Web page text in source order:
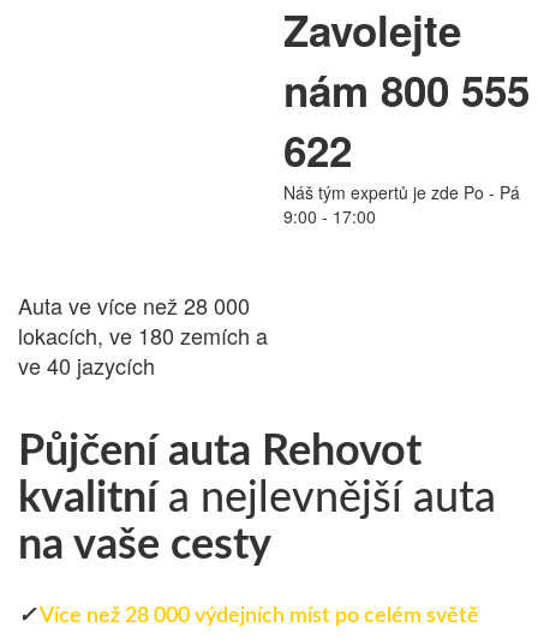
PŮJČOVNA
Auta ve více než 28 000
lokacích, ve 180 zemích a
ve 40 jazycích
Zavolejte
nám 800 555
622
Náš tým expertů je zde Po - Pá
9:00 - 17:00
Půjčení auta Rehovot
kvalitní a nejlevnější auta
na vaše cesty
✓Více než 28 000 výdejních míst po celém světě